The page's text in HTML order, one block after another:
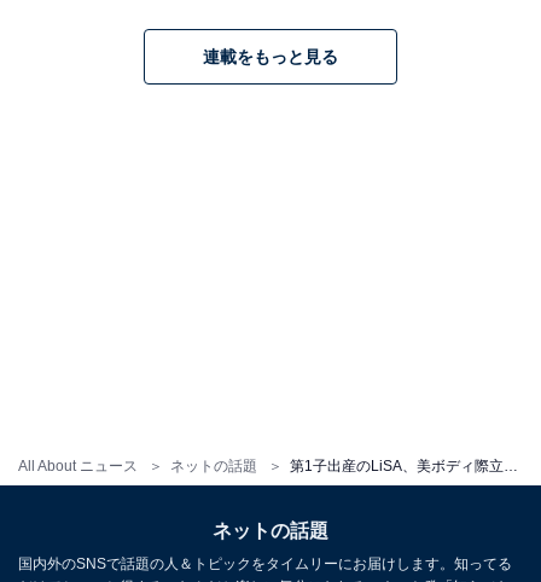
All About ニュース ネットの話題
連載をもっと見る
ネットの話題
国内外のSNSで話題の人＆トピックをタイムリーにお届けします。知ってる